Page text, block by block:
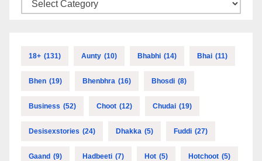
18+ (131) Aunty (10) Bhabhi (14) Bhai (11)
Bhen (19) Bhenbhra (16) Bhosdi (8)
Business (52) Choot (12) Chudai (19)
Desisexstories (24) Dhakka (5) Fuddi (27)
Gaand (9) Hadbeeti (7) Hot (5) Hotchoot (5)